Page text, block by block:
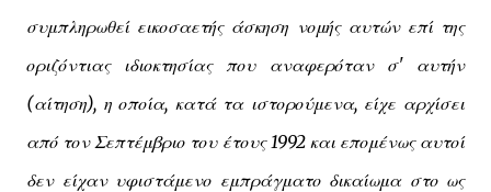
συμπληρωθεί εικοσαετής άσκηση νομής αυτών επί της
οριζόντιας ιδιοκτησίας που αναφερόταν σ' αυτήν
(αίτηση), η οποία, κατά τα ιστορούμενα, είχε αρχίσει
από τον Σεπτέμβριο του έτους 1992 και επομένως αυτοί
δεν είχαν υφιστάμενο εμπράγματο δικαίωμα στο ως